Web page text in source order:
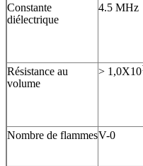
Constante
diélectrique
4.5 MHz
Résistance au
volume
> 1,0X10
Nombre de flammesV-0